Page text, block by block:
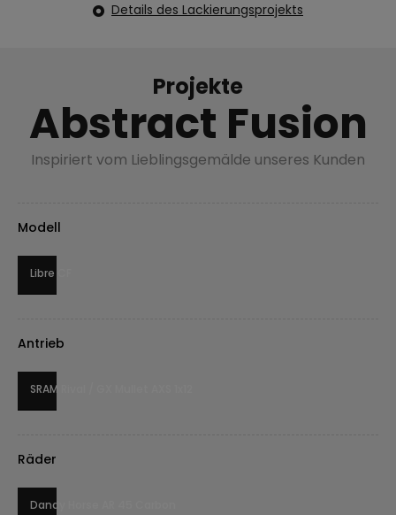
Details des Lackierungsprojekts
Projekte
Abstract Fusion
Inspiriert vom Lieblingsgemälde unseres Kunden
Modell
Libre CF
Antrieb
SRAM Rival / GX Mullet AXS 1x12
Räder
Dandy Horse AR 45 Carbon